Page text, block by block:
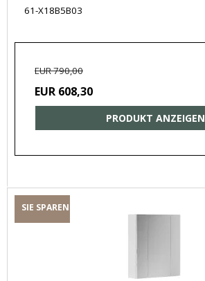
61-X18B5B03
EUR 790,00
EUR 608,30
PRODUKT ANZEIGEN
SIE SPAREN